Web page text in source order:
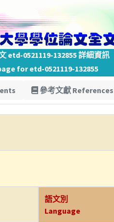
etd-0521119-132855 詳細資訊
for etd-0521119-132855
參考文獻 References
語文別
Language